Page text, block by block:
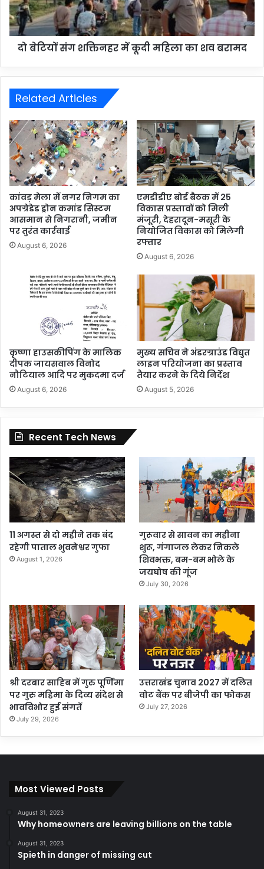
दो बेटियों संग शक्तिनहर में कूदी महिला का शव बरामद
Related Articles
कांवड़ मेला में नगर निगम का
अपग्रेडेड ड्रोन कमांड सिस्टम
आसमान से निगरानी, जमीन
पर तुरंत कार्रवाई
August 6, 2026
एमडीडीए बोर्ड बैठक में 25
विकास प्रस्तावों को मिली
मंजूरी, देहरादून-मसूरी के
नियोजित विकास को मिलेगी
रफ्तार
August 6, 2026
कृष्णा हाउसकीपिंग के मालिक
दीपक जायसवाल विनोद
नौटियाल आदि पर मुकदमा दर्ज
August 6, 2026
मुख्य सचिव ने अंडरग्राउंड विद्युत
लाइन परियोजना का प्रस्ताव
तैयार करने के दिये निर्देश
August 5, 2026
Recent Tech News
11 अगस्त से दो महीने तक बंद
रहेगी पाताल भुवनेश्वर गुफा
August 1, 2026
गुरूवार से सावन का महीना
शुरू, गंगाजल लेकर निकले
शिवभक्त, बम-बम भोले के
जयघोष की गूंज
July 30, 2026
श्री दरबार साहिब में गुरु पूर्णिमा
पर गुरु महिमा के दिव्य संदेश से
भावविभोर हुई संगतें
July 29, 2026
उत्तराखंड चुनाव 2027 में दलित
वोट बैंक पर बीजेपी का फोकस
July 27, 2026
Most Viewed Posts
August 31, 2023
Why homeowners are leaving billions on the table
August 31, 2023
Spieth in danger of missing cut